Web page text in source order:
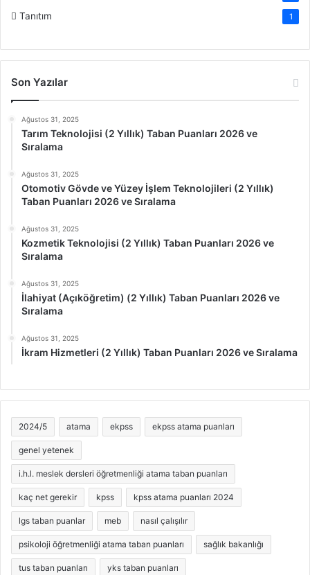
Tanıtım 1
Son Yazılar
Ağustos 31, 2025
Tarım Teknolojisi (2 Yıllık) Taban Puanları 2026 ve
Sıralama
Ağustos 31, 2025
Otomotiv Gövde ve Yüzey İşlem Teknolojileri (2 Yıllık)
Taban Puanları 2026 ve Sıralama
Ağustos 31, 2025
Kozmetik Teknolojisi (2 Yıllık) Taban Puanları 2026 ve
Sıralama
Ağustos 31, 2025
İlahiyat (Açıköğretim) (2 Yıllık) Taban Puanları 2026 ve
Sıralama
Ağustos 31, 2025
İkram Hizmetleri (2 Yıllık) Taban Puanları 2026 ve Sıralama
2024/5 atama ekpss ekpss atama puanları
genel yetenek
i.h.l. meslek dersleri öğretmenliği atama taban puanları
kaç net gerekir kpss kpss atama puanları 2024
lgs taban puanlar meb nasıl çalışılır
psikoloji öğretmenliği atama taban puanları sağlık bakanlığı
tus taban puanları yks taban puanları